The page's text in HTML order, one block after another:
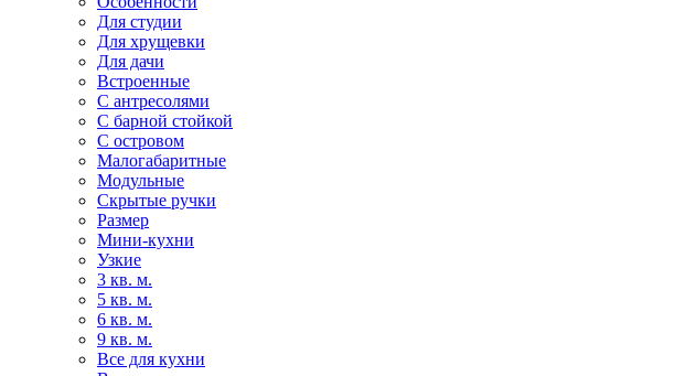
Для студии
Для хрущевки
Для дачи
Встроенные
С антресолями
С барной стойкой
С островом
Малогабаритные
Модульные
Скрытые ручки
Размер
Мини-кухни
Узкие
3 кв. м.
5 кв. м.
6 кв. м.
9 кв. м.
Все для кухни